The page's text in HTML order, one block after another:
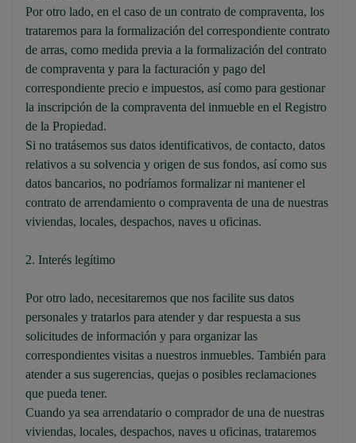
Por otro lado, en el caso de un contrato de compraventa, los
trataremos para la formalización del correspondiente contrato
de arras, como medida previa a la formalización del contrato
de compraventa y para la facturación y pago del
correspondiente precio e impuestos, así como para gestionar
la inscripción de la compraventa del inmueble en el Registro
de la Propiedad.
Si no tratásemos sus datos identificativos, de contacto, datos
relativos a su solvencia y origen de sus fondos, así como sus
datos bancarios, no podríamos formalizar ni mantener el
contrato de arrendamiento o compraventa de una de nuestras
viviendas, locales, despachos, naves u oficinas.
2. Interés legítimo
Por otro lado, necesitaremos que nos facilite sus datos
personales y tratarlos para atender y dar respuesta a sus
solicitudes de información y para organizar las
correspondientes visitas a nuestros inmuebles. También para
atender a sus sugerencias, quejas o posibles reclamaciones
que pueda tener.
Cuando ya sea arrendatario o comprador de una de nuestras
viviendas, locales, despachos, naves u oficinas, trataremos